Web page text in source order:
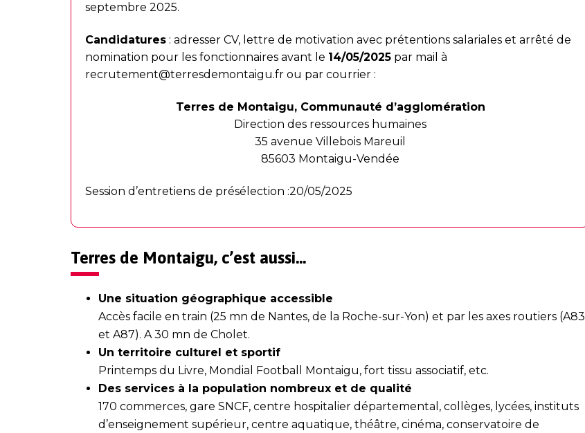
septembre 2025.
Candidatures : adresser CV, lettre de motivation avec prétentions salariales et arrêté de
nomination pour les fonctionnaires avant le 14/05/2025 par mail à
recrutement@terresdemontaigu.fr ou par courrier :
Terres de Montaigu, Communauté d’agglomération
Direction des ressources humaines
35 avenue Villebois Mareuil
85603 Montaigu-Vendée
Session d’entretiens de présélection :20/05/2025
Terres de Montaigu, c’est aussi…
Une situation géographique accessible
Accès facile en train (25 mn de Nantes, de la Roche-sur-Yon) et par les axes routiers (A83
et A87). A 30 mn de Cholet.
Un territoire culturel et sportif
Printemps du Livre, Mondial Football Montaigu, fort tissu associatif, etc.
Des services à la population nombreux et de qualité
170 commerces, gare SNCF, centre hospitalier départemental, collèges, lycées, instituts
d’enseignement supérieur, centre aquatique, théâtre, cinéma, conservatoire de